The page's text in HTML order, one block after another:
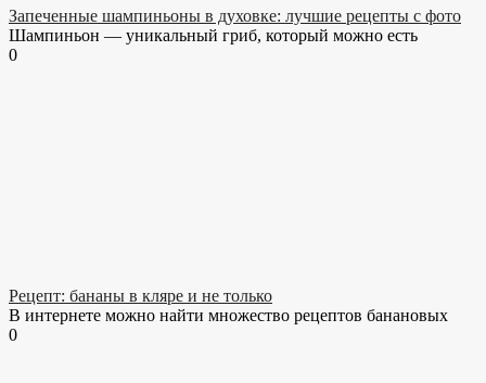
Запеченные шампиньоны в духовке: лучшие рецепты с фото
Шампиньон — уникальный гриб, который можно есть
0
Рецепт: бананы в кляре и не только
В интернете можно найти множество рецептов банановых
0